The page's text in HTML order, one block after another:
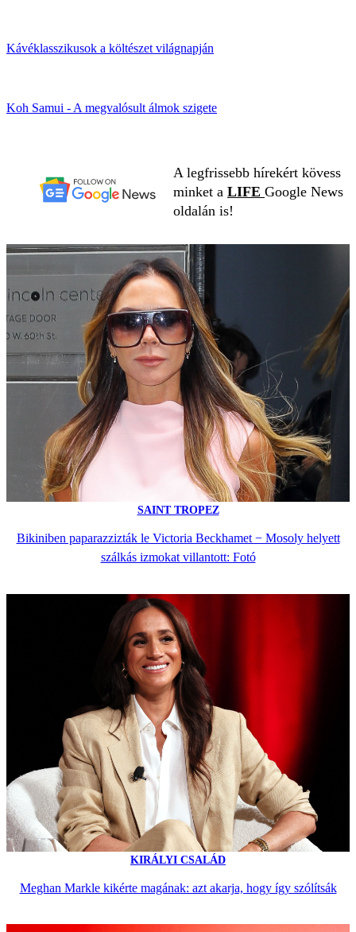
Kávéklasszikusok a költészet világnapján
Koh Samui - A megvalósult álmok szigete
A legfrissebb hírekért kövess
minket a LIFE Google News
oldalán is!
SAINT TROPEZ
Bikiniben paparazzizták le Victoria Beckhamet − Mosoly helyett
szálkás izmokat villantott: Fotó
KIRÁLYI CSALÁD
Meghan Markle kikérte magának: azt akarja, hogy így szólítsák